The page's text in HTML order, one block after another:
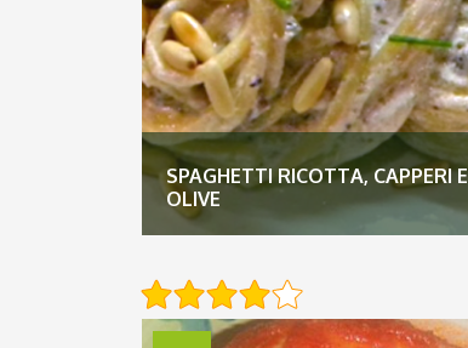
SPAGHETTI RICOTTA, CAPPERI E
OLIVE